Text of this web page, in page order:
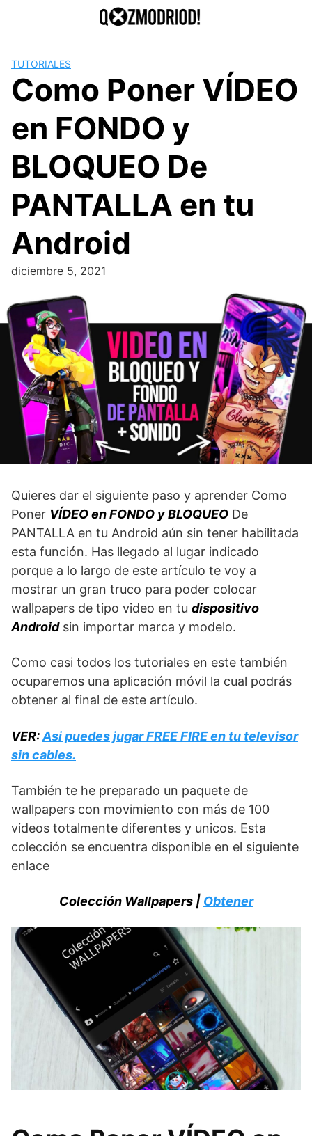
TUTORIALES
Como Poner VÍDEO
en FONDO y
BLOQUEO De
PANTALLA en tu
Android
diciembre 5, 2021
Quieres dar el siguiente paso y aprender Como
Poner VÍDEO en FONDO y BLOQUEO De
PANTALLA en tu Android aún sin tener habilitada
esta función. Has llegado al lugar indicado
porque a lo largo de este artículo te voy a
mostrar un gran truco para poder colocar
wallpapers de tipo video en tu dispositivo
Androidsin importar marca y modelo.
Como casi todos los tutoriales en este también
ocuparemos una aplicación móvil la cual podrás
obtener al final de este artículo.
VER:Asi puedes jugar FREE FIRE en tu televisor
sin cables.
También te he preparado un paquete de
wallpapers con movimiento con más de 100
videos totalmente diferentes y unicos. Esta
colección se encuentra disponible en el siguiente
enlace
Colección Wallpapers | Obtener